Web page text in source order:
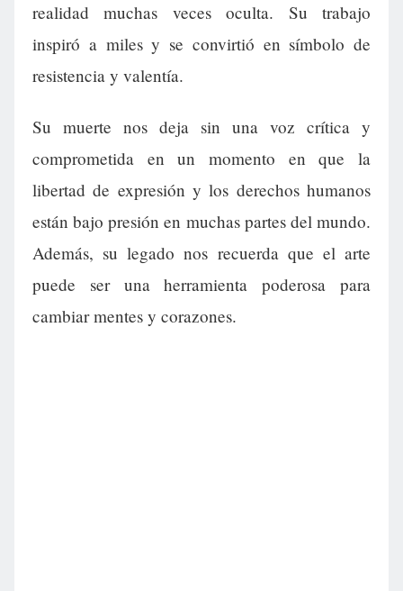
realidad muchas veces oculta. Su trabajo
inspiró a miles y se convirtió en símbolo de
resistencia y valentía.
Su muerte nos deja sin una voz crítica y
comprometida en un momento en que la
libertad de expresión y los derechos humanos
están bajo presión en muchas partes del mundo.
Además, su legado nos recuerda que el arte
puede ser una herramienta poderosa para
cambiar mentes y corazones.